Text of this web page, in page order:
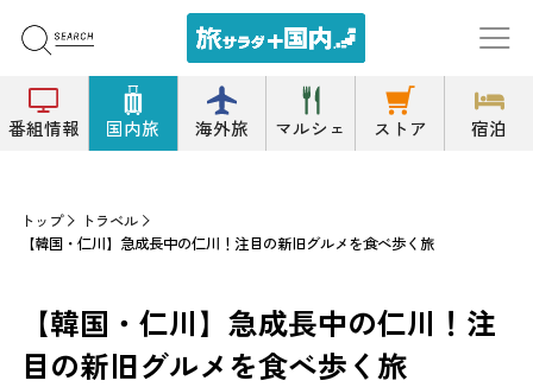
番組情報 国内旅 海外旅 マルシェ ストア 宿泊
トップ
トラベル
【韓国・仁川】急成長中の仁川！注目の新旧グルメを食べ歩く旅
【韓国・仁川】急成長中の仁川！注
目の新旧グルメを食べ歩く旅